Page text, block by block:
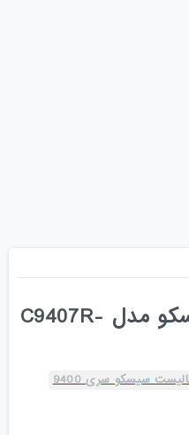
سوئیچ کاتالیست سیسکو مدل C9407R-
سیسکو سری 9400